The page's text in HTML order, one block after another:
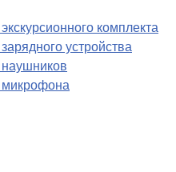
комплекта
устройства
наушников
микрофона